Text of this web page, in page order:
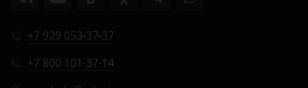
+7 929 053-37-37
+7 800 101-37-14